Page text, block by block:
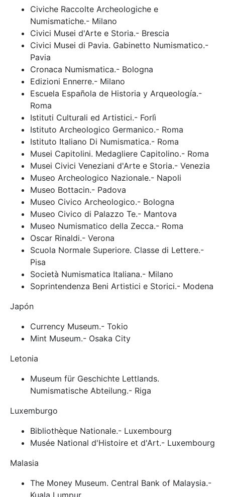
Civiche Raccolte Archeologiche e
Numismatiche.- Milano
Civici Musei d'Arte e Storia.- Brescia
Civici Musei di Pavia. Gabinetto Numismatico.-
Pavia
Cronaca Numismatica.- Bologna
Edizioni Ennerre.- Milano
Escuela Española de Historia y Arqueología.-
Roma
Istituti Culturali ed Artistici.- Forlì
Istituto Archeologico Germanico.- Roma
Istituto Italiano Di Numismatica.- Roma
Musei Capitolini. Medagliere Capitolino.- Roma
Musei Civici Veneziani d'Arte e Storia.- Venezia
Museo Archeologico Nazionale.- Napoli
Museo Bottacin.- Padova
Museo Civico Archeologico.- Bologna
Museo Civico di Palazzo Te.- Mantova
Museo Numismatico della Zecca.- Roma
Oscar Rinaldi.- Verona
Scuola Normale Superiore. Classe di Lettere.-
Pisa
Società Numismatica Italiana.- Milano
Soprintendenza Beni Artistici e Storici.- Modena
Japón
Currency Museum.- Tokio
Mint Museum.- Osaka City
Letonia
Museum für Geschichte Lettlands.
Numismatische Abteilung.- Riga
Luxemburgo
Bibliothèque Nationale.- Luxembourg
Musée National d'Histoire et d'Art.- Luxembourg
Malasia
The Money Museum. Central Bank of Malaysia.-
Kuala Lumpur